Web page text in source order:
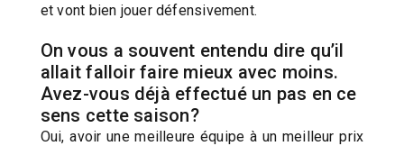
et vont bien jouer défensivement.
On vous a souvent entendu dire qu’il
allait falloir faire mieux avec moins.
Avez-vous déjà effectué un pas en ce
sens cette saison?
Oui, avoir une meilleure équipe à un meilleur prix